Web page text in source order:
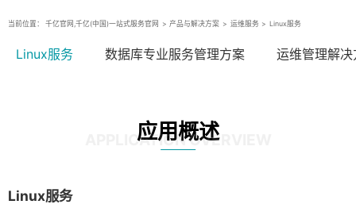
当前位置： 千亿官网,千亿(中国)一站式服务官网 > 产品与解决方案 > 运维服务 > Linux服务
Linux服务 数据库专业服务管理方案 运维管理解决
应用概述
APPLICATION OVERVIEW
Linux服务